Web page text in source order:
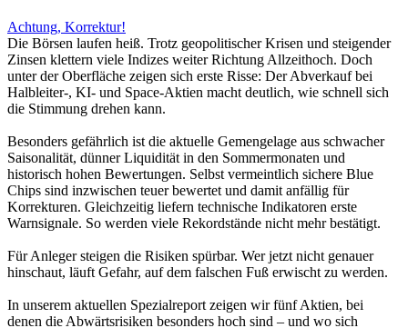
Achtung, Korrektur!
Die Börsen laufen heiß. Trotz geopolitischer Krisen und steigender
Zinsen klettern viele Indizes weiter Richtung Allzeithoch. Doch
unter der Oberfläche zeigen sich erste Risse: Der Abverkauf bei
Halbleiter-, KI- und Space-Aktien macht deutlich, wie schnell sich
die Stimmung drehen kann.
Besonders gefährlich ist die aktuelle Gemengelage aus schwacher
Saisonalität, dünner Liquidität in den Sommermonaten und
historisch hohen Bewertungen. Selbst vermeintlich sichere Blue
Chips sind inzwischen teuer bewertet und damit anfällig für
Korrekturen. Gleichzeitig liefern technische Indikatoren erste
Warnsignale. So werden viele Rekordstände nicht mehr bestätigt.
Für Anleger steigen die Risiken spürbar. Wer jetzt nicht genauer
hinschaut, läuft Gefahr, auf dem falschen Fuß erwischt zu werden.
In unserem aktuellen Spezialreport zeigen wir fünf Aktien, bei
denen die Abwärtsrisiken besonders hoch sind – und wo sich